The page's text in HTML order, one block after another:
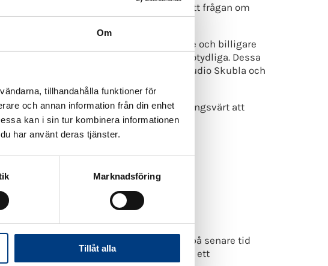
Om
tillhandahålla funktioner för
och annan information från din enhet
kan i sin tur kombinera informationen
har använt deras tjänster.
Marknadsföring
Tillåt alla
samåkning och taxitrafik men anser att frågan om
kan bidra till miljövänligare, effektivare och billigare
för samåkning som är alldeles för otydliga. Dessa
skattefusk försvåras kraftigt, säger Claudio Skubla och
till samåkning, men det är anmärkningsvärt att
ska regleras på ett tydligare sätt.
Taxiutredningen (SOU 2016:86)
av taxitrafik.
ska gynnas.
på lika villkor. Av det skälet har vi på senare tid
har lanserats och som har möjliggjort ett